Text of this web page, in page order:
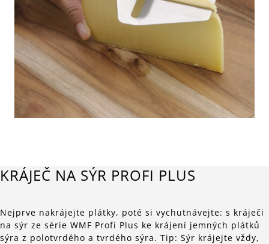
KRÁJEČ NA SÝR PROFI PLUS
Nejprve nakrájejte plátky, poté si vychutnávejte: s kráječi
na sýr ze série WMF Profi Plus ke krájení jemných plátků
sýra z polotvrdého a tvrdého sýra. Tip: Sýr krájejte vždy,